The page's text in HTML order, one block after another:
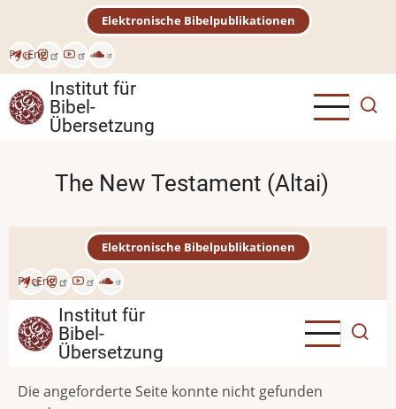
Inhalt
РусEng
Elektronische Bibelpublikationen
Institut für
Bibel-
Übersetzung
The New Testament (Altai)